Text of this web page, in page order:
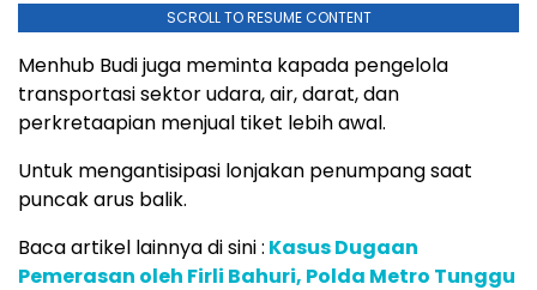
SCROLL TO RESUME CONTENT
Menhub Budi juga meminta kapada pengelola
transportasi sektor udara, air, darat, dan
perkretaapian menjual tiket lebih awal.
Untuk mengantisipasi lonjakan penumpang saat
puncak arus balik.
Baca artikel lainnya di sini : Kasus Dugaan
Pemerasan oleh Firli Bahuri, Polda Metro Tunggu